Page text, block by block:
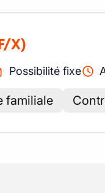
X)
Possibilité fixe
familiale